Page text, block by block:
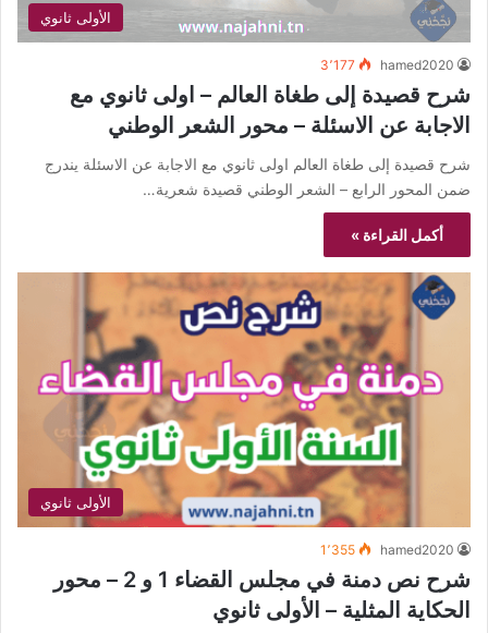
الأولى ثانوي
hamed2020 3٬177
شرح قصيدة إلى طغاة العالم – اولى ثانوي مع
الاجابة عن الاسئلة – محور الشعر الوطني
شرح قصيدة إلى طغاة العالم اولى ثانوي مع الاجابة عن الاسئلة يندرج
ضمن المحور الرابع – الشعر الوطني قصيدة شعرية…
أكمل القراءة »
الأولى ثانوي
hamed2020 1٬355
شرح نص دمنة في مجلس القضاء 1 و 2 – محور
الحكاية المثلية – الأولى ثانوي